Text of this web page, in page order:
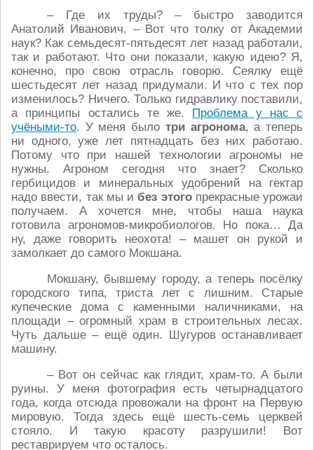
– Где их труды? – быстро заводится
Анатолий Иванович. – Вот что толку от Академии
наук? Как семьдесят-пятьдесят лет назад работали,
так и работают. Что они показали, какую идею? Я,
конечно, про свою отрасль говорю. Сеялку ещё
шестьдесят лет назад придумали. И что с тех пор
изменилось? Ничего. Только гидравлику поставили,
а принципы остались те же. Проблема у нас с
учёными-то. У меня было три агронома, а теперь
ни одного, уже лет пятнадцать без них работаю.
Потому что при нашей технологии агрономы не
нужны. Агроном сегодня что знает? Сколько
гербицидов и минеральных удобрений на гектар
надо ввести, так мы ибез этогопрекрасные урожаи
получаем. А хочется мне, чтобы наша наука
готовила агрономов-микробиологов. Но пока… Да
ну, даже говорить неохота! – машет он рукой и
замолкает до самого Мокшана.
Мокшану, бывшему городу, а теперь посёлку
городского типа, триста лет с лишним. Старые
купеческие дома с каменными наличниками, на
площади – огромный храм в строительных лесах.
Чуть дальше – ещё один. Шугуров останавливает
машину.
– Вот он сейчас как глядит, храм-то. А были
руины. У меня фотография есть четырнадцатого
года, когда отсюда провожали на фронт на Первую
мировую. Тогда здесь ещё шесть-семь церквей
стояло. И такую красоту разрушили! Вот
реставрируем что осталось.